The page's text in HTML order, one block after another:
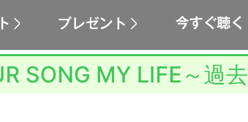
SONG MY LIFE～過去